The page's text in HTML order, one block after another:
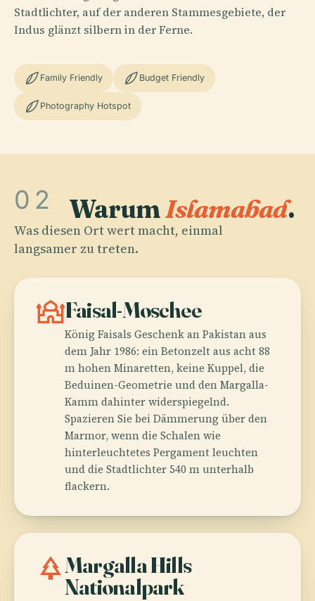
Stadtlichter, auf der anderen Stammesgebiete, der
Indus glänzt silbern in der Ferne.
Family Friendly Budget Friendly
Photography Hotspot
02 WarumIslamabad.
Was diesen Ort wert macht, einmal
langsamer zu treten.
mosqueFaisal-Moschee
König Faisals Geschenk an Pakistan aus
dem Jahr 1986: ein Betonzelt aus acht 88
m hohen Minaretten, keine Kuppel, die
Beduinen-Geometrie und den Margalla-
Kamm dahinter widerspiegelnd.
Spazieren Sie bei Dämmerung über den
Marmor, wenn die Schalen wie
hinterleuchtetes Pergament leuchten
und die Stadtlichter 540 m unterhalb
flackern.
parkMargalla Hills
Nationalpark